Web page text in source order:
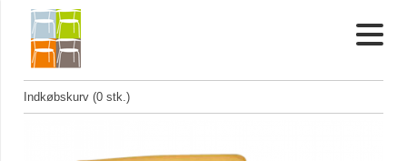
Indkøbskurv (0 stk.)